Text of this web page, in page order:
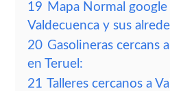
19 Mapa Normal google
Valdecuenca y sus
20 Gasolineras cercans
en Teruel:
21 Talleres cercanos a